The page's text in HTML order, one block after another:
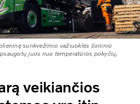
sunkvežimio važiuoklės šoninio
juos nuo temperatūros pokyčių,
veikiančios